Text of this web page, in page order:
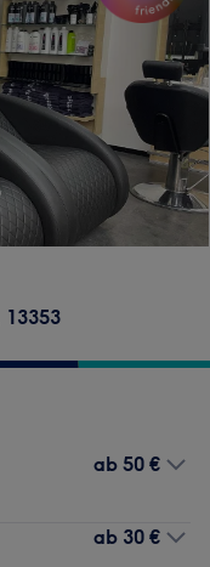
13353
ab 50 €
ab 30 €